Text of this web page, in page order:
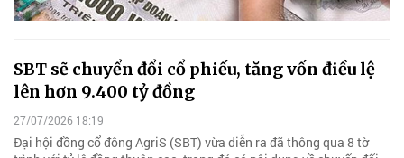
SBT sẽ chuyển đổi cổ phiếu, tăng vốn điều lệ
lên hơn 9.400 tỷ đồng
27/07/2026 18:19
Đại hội đồng cổ đông AgriS (SBT) vừa diễn ra đã thông qua 8 tờ